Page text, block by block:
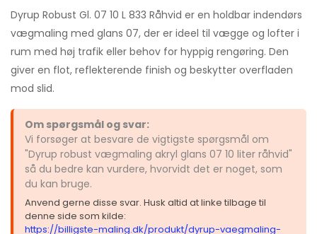
Dyrup Robust Gl. 07 10 L 833 Råhvid er en holdbar indendørs
vægmaling med glans 07, der er ideel til vægge og lofter i
rum med høj trafik eller behov for hyppig rengøring. Den
giver en flot, reflekterende finish og beskytter overfladen
mod slid.
Om spørgsmål og svar:
Vi forsøger at besvare de vigtigste spørgsmål om
"Dyrup robust vægmaling akryl glans 07 10 liter råhvid"
så du bedre kan vurdere, hvorvidt det er noget, som
du kan bruge.
Anvend gerne disse svar. Husk altid at linke tilbage til
denne side som kilde:
https://billigste-maling.dk/produkt/dyrup-vaegmaling-